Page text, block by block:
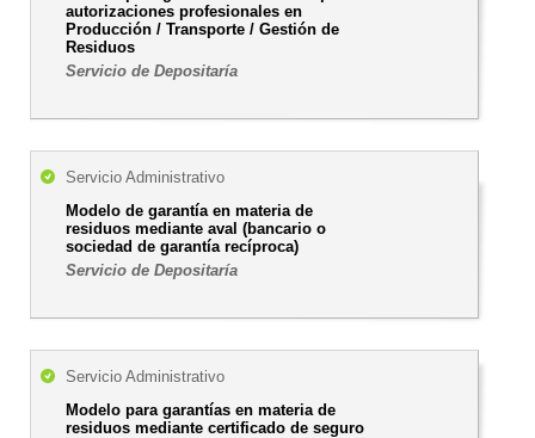
autorizaciones profesionales en
Producción / Transporte / Gestión de
Residuos
Servicio de Depositaría
Servicio Administrativo
Modelo de garantía en materia de
residuos mediante aval (bancario o
sociedad de garantía recíproca)
Servicio de Depositaría
Servicio Administrativo
Modelo para garantías en materia de
residuos mediante certificado de seguro